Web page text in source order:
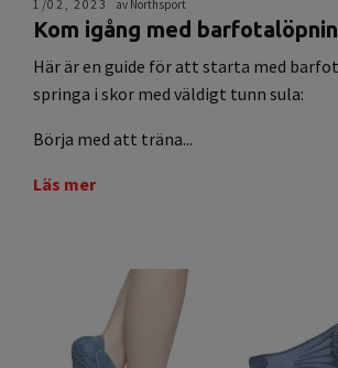
1/02, 2023 av Northsport
Kom igång med
Här är en guide för att starta med
springa i skor med väldigt tunn sula:
Börja med att träna...
Läs mer